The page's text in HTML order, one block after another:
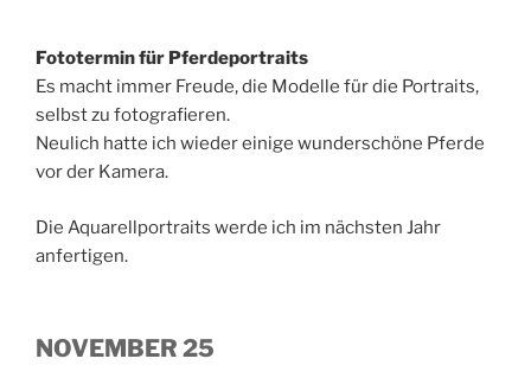
Fototermin für Pferdeportraits
Es macht immer Freude, die Modelle für die Portraits,
selbst zu fotografieren.
Neulich hatte ich wieder einige wunderschöne Pferde
vor der Kamera.
Die Aquarellportraits werde ich im nächsten Jahr
anfertigen.
NOVEMBER 25